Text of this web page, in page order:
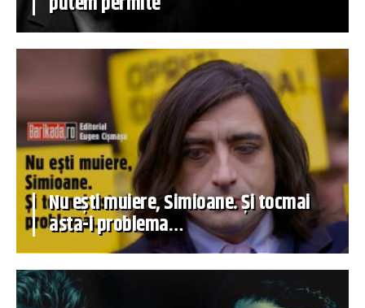
Nu ești muiere, Simioane. Și tocmai
asta-i problema…